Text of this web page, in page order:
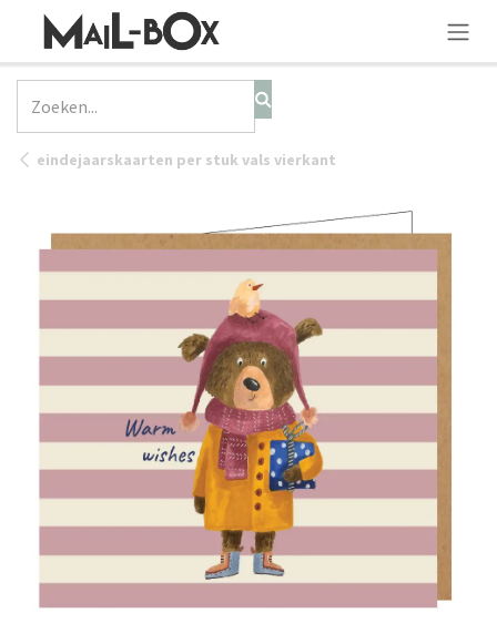
OVERSLAAN NAAR INHOUD
eindejaarskaarten per stuk vals vierkant